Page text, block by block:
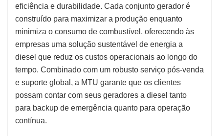
eficiência e durabilidade. Cada conjunto gerador é
construído para maximizar a produção enquanto
minimiza o consumo de combustível, oferecendo às
empresas uma solução sustentável de energia a
diesel que reduz os custos operacionais ao longo do
tempo. Combinado com um robusto serviço pós-venda
e suporte global, a MTU garante que os clientes
possam contar com seus geradores a diesel tanto
para backup de emergência quanto para operação
contínua.